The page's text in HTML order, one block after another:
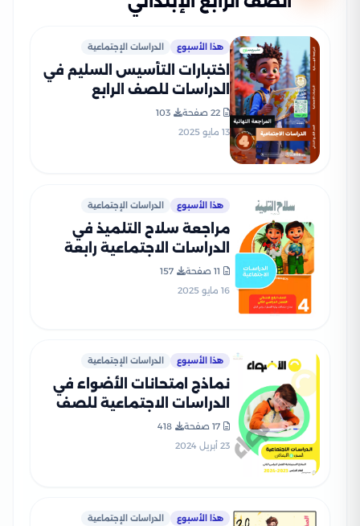
هذا الأسبوع الدراسات الإجتماعية
اختبارات التأسيس السليم في
الدراسات للصف الرابع
PDF بالاجابات
22 صفحة
103
13 مايو 2025
هذا الأسبوع الدراسات الإجتماعية
مراجعة سلاح التلميذ في
الدراسات الاجتماعية رابعة
بالاجابات
11 صفحة
157
16 مايو 2025
هذا الأسبوع الدراسات الإجتماعية
نماذج امتحانات الأضواء في
الدراسات الاجتماعية للصف
الرابع الابتدائي الترم الثاني
2024 بصيغة PDF
17 صفحة
418
23 أبريل 2024
هذا الأسبوع الدراسات الإجتماعية